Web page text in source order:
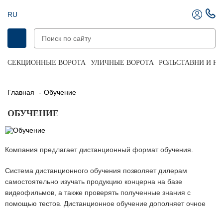
RU
СЕКЦИОННЫЕ ВОРОТА УЛИЧНЫЕ ВОРОТА РОЛЬСТАВНИ И
Главная Обучение
ОБУЧЕНИЕ
Компания предлагает дистанционный формат обучения.
Система дистанционного обучения позволяет дилерам
самостоятельно изучать продукцию концерна на базе
видеофильмов, а также проверять полученные знания с
помощью тестов. Дистанционное обучение дополняет очное